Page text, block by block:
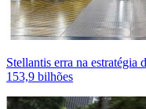
Stellantis erra na estratégia
153,9 bilhões